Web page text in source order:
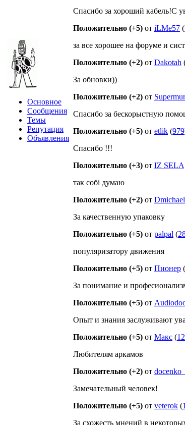
Основное
Сообщения
Темы
Репутация
Объявления
Спасибо за хороший кабель!С
Положительно (+5) от iLMe57 (
за все хорошее на форуме и
Положительно (+2) от Dakotah
За обновки))
Положительно (+2) от
Спасибо за бескорыстную
Положительно (+5) от etlik (979
Спасибо !!!
Положительно (+3) от IZ SELA
так собі думаю
Положительно (+2) от Dmichael
За качественную упаковку
Положительно (+5) от palpal (
популяризатору движения
Положительно (+5) от Пионер (
За понимание и
Положительно (+5) от
Опыт и знания заслуживают
Положительно (+5) от Макс (
Любителям аркамов
Положительно (+2) от
Замечательный человек!
Положительно (+5) от veterok (
За схожесть мнений в